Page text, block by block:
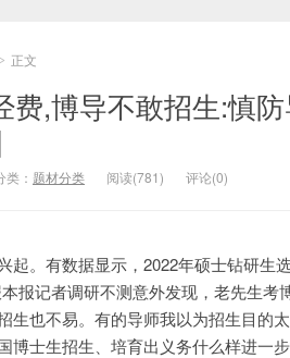
> 正文
费,博导不敢招生:慎
类： 题材分类 阅读(781) 评论(0)
起。有数据显示，2022年硕士钻研生
报记者调研不测意外发现，老先生
生也不易。有的导师我以为招生目的
博士生招生、培育出义务什么样进一